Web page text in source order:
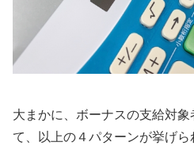
大まかに、ボーナスの支給対
て、以上の４パターンが挙げら